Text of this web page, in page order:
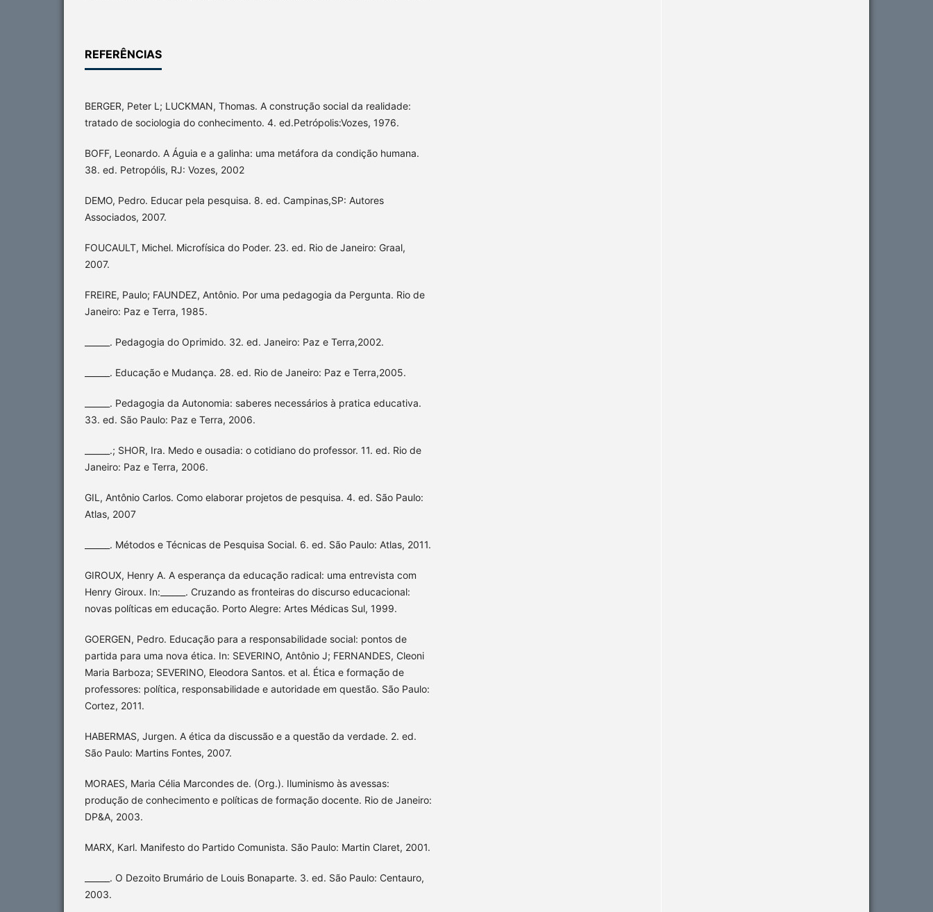
REFERÊNCIAS
BERGER, Peter L; LUCKMAN, Thomas. A construção social da realidade:
tratado de sociologia do conhecimento. 4. ed.Petrópolis:Vozes, 1976.
BOFF, Leonardo. A Águia e a galinha: uma metáfora da condição humana.
38. ed. Petropólis, RJ: Vozes, 2002
DEMO, Pedro. Educar pela pesquisa. 8. ed. Campinas,SP: Autores
Associados, 2007.
FOUCAULT, Michel. Microfísica do Poder. 23. ed. Rio de Janeiro: Graal,
2007.
FREIRE, Paulo; FAUNDEZ, Antônio. Por uma pedagogia da Pergunta. Rio de
Janeiro: Paz e Terra, 1985.
______. Pedagogia do Oprimido. 32. ed. Janeiro: Paz e Terra,2002.
______. Educação e Mudança. 28. ed. Rio de Janeiro: Paz e Terra,2005.
______. Pedagogia da Autonomia: saberes necessários à pratica educativa.
33. ed. São Paulo: Paz e Terra, 2006.
______.; SHOR, Ira. Medo e ousadia: o cotidiano do professor. 11. ed. Rio de
Janeiro: Paz e Terra, 2006.
GIL, Antônio Carlos. Como elaborar projetos de pesquisa. 4. ed. São Paulo:
Atlas, 2007
______. Métodos e Técnicas de Pesquisa Social. 6. ed. São Paulo: Atlas, 2011.
GIROUX, Henry A. A esperança da educação radical: uma entrevista com
Henry Giroux. In:______. Cruzando as fronteiras do discurso educacional:
novas políticas em educação. Porto Alegre: Artes Médicas Sul, 1999.
GOERGEN, Pedro. Educação para a responsabilidade social: pontos de
partida para uma nova ética. In: SEVERINO, Antônio J; FERNANDES, Cleoni
Maria Barboza; SEVERINO, Eleodora Santos. et al. Ética e formação de
professores: política, responsabilidade e autoridade em questão. São Paulo:
Cortez, 2011.
HABERMAS, Jurgen. A ética da discussão e a questão da verdade. 2. ed.
São Paulo: Martins Fontes, 2007.
MORAES, Maria Célia Marcondes de. (Org.). Iluminismo às avessas:
produção de conhecimento e políticas de formação docente. Rio de Janeiro:
DP&A, 2003.
MARX, Karl. Manifesto do Partido Comunista. São Paulo: Martin Claret, 2001.
______. O Dezoito Brumário de Louis Bonaparte. 3. ed. São Paulo: Centauro,
2003.